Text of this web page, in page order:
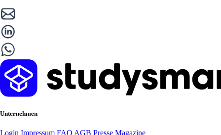
Unternehmen
Login Impressum FAQ AGB Presse Magazine